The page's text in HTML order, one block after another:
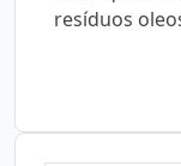
resíduos